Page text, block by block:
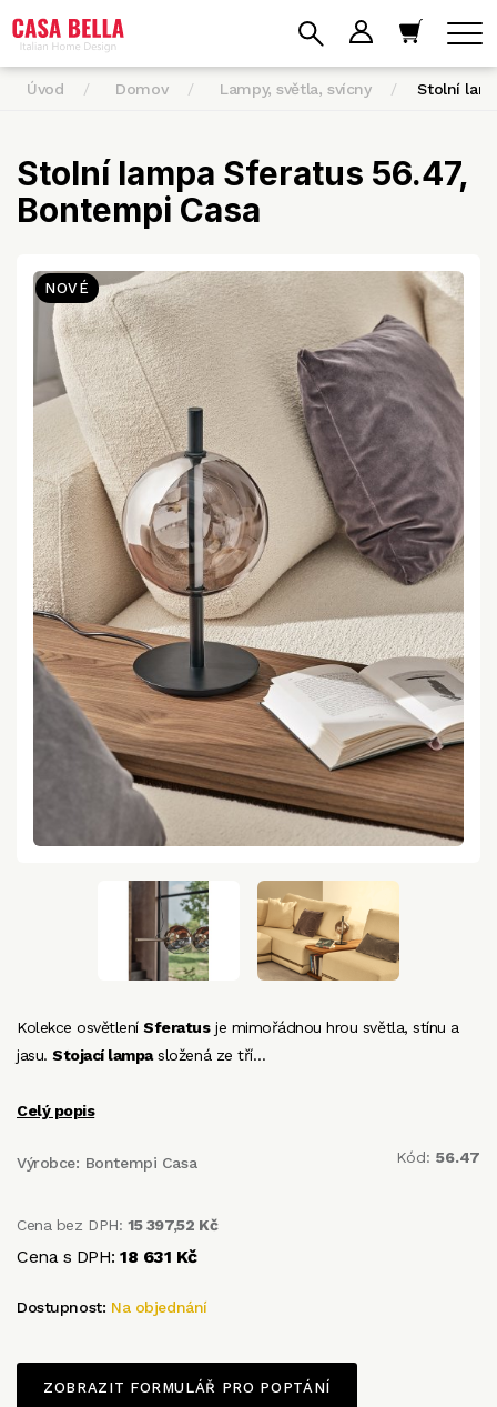
Úvod Domov Lampy, světla, svícny Stolní
Stolní lampa Sferatus 56.47,
Bontempi Casa
NOVÉ
Kolekce osvětleníSferatusje mimořádnou hrou světla, stínu a
jasu.Stojací lampasložená ze tří…
Celý popis
Výrobce: Bontempi Casa Kód: 56.47
Cena bez DPH:15 397,52 Kč
Cena s DPH:18 631 Kč
Dostupnost: Na objednání
ZOBRAZIT FORMULÁŘ PRO POPTÁNÍ